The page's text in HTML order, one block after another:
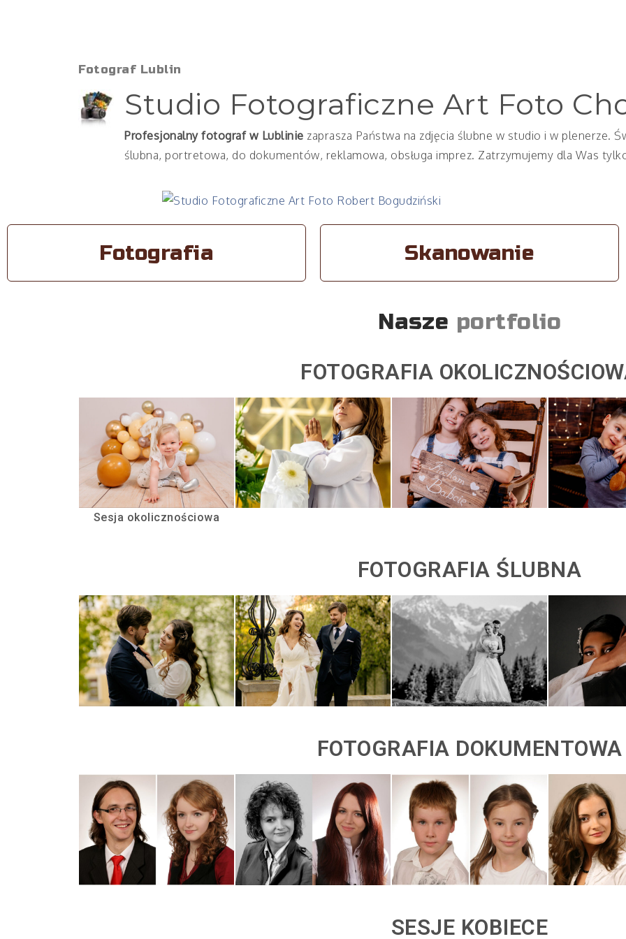
Fotograf Lublin
Studio Fotograficzne Art Foto
Profesjonalny fotograf w Lublinie zaprasza Państwa na zdjęcia ślubne w studio i w plenerze.
ślubna, portretowa, do dokumentów, reklamowa, obsługa imprez. Zatrzymujemy dla Was
Fotografia Skanowanie
Nasze portfolio
FOTOGRAFIA
Sesja okolicznościowa
FOTOGRAFIA ŚLUBNA
FOTOGRAFIA DOKUMENTOWA
SESJE KOBIECE